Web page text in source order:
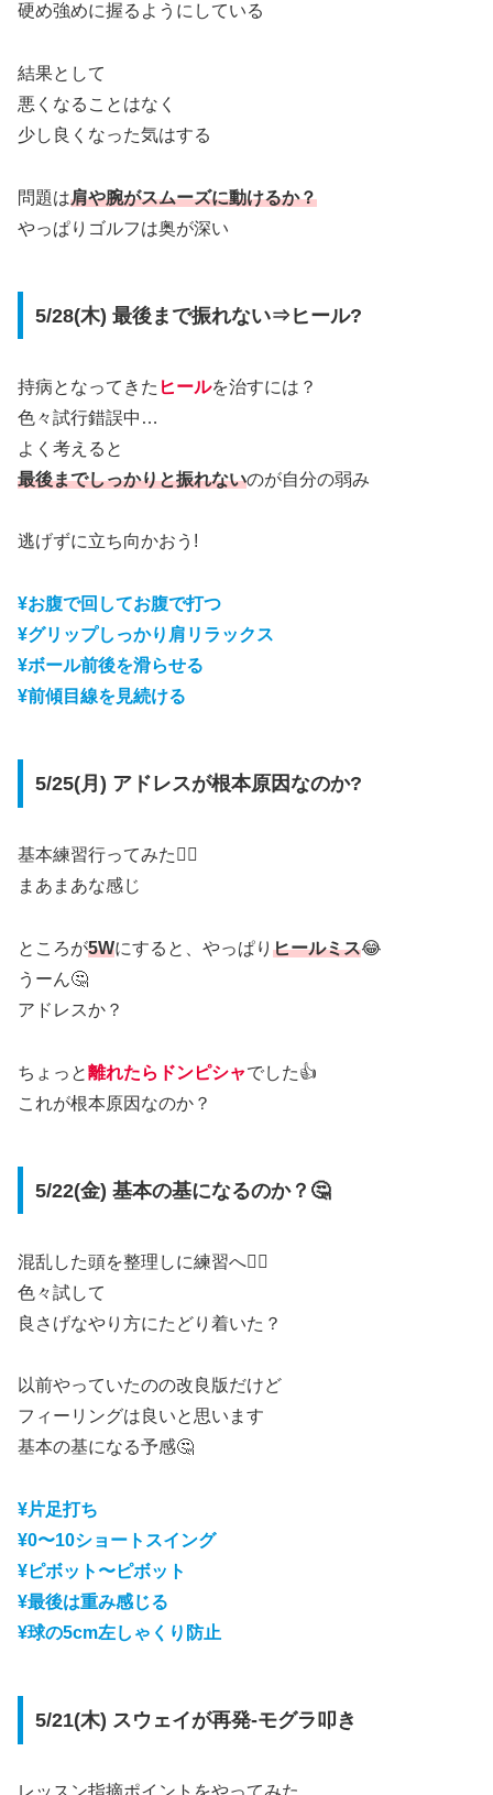
硬め強めに握るようにしている
結果として
悪くなることはなく
少し良くなった気はする
問題は肩や腕がスムーズに動けるか？
やっぱりゴルフは奥が深い
5/28(木) 最後まで振れない⇒ヒール?
持病となってきた ヒールを治すには？
色々試行錯誤中…
よく考えると
最後までしっかりと振れないのが自分の弱み
逃げずに立ち向かおう!
¥お腹で回してお腹で打つ
¥グリップしっかり肩リラックス
¥ボール前後を滑らせる
¥前傾目線を見続ける
5/25(月) アドレスが根本原因なのか?
基本練習行ってみた🏌️‍♂️
まあまあな感じ
ところが5Wにすると、やっぱり ヒールミス😂
うーん🤔
アドレスか？
ちょっと離れたらドンピシャでした👍
これが根本原因なのか？
5/22(金) 基本の基になるのか？🤔
混乱した頭を整理しに練習へ🏌️‍♀️
色々試して
良さげなやり方にたどり着いた？
以前やっていたのの改良版だけど
フィーリングは良いと思います
基本の基になる予感🤔
¥片足打ち
¥0〜10ショートスイング
¥ピボット〜ピボット
¥最後は重み感じる
¥球の5cm左しゃくり防止
5/21(木) スウェイが再発-モグラ叩き